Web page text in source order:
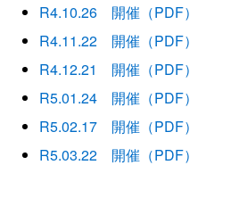
R4.10.26 開催（PDF）
R4.11.22 開催（PDF）
R4.12.21 開催（PDF）
R5.01.24 開催（PDF）
R5.02.17 開催（PDF）
R5.03.22 開催（PDF）